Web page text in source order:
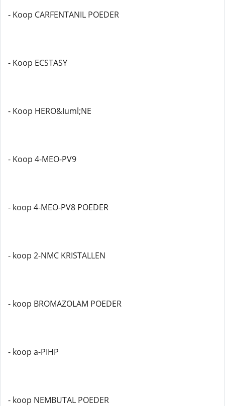
- Koop CARFENTANIL POEDER
- Koop ECSTASY
- Koop HERO&Iuml;NE
- Koop 4-MEO-PV9
- koop 4-MEO-PV8 POEDER
- koop 2-NMC KRISTALLEN
- koop BROMAZOLAM POEDER
- koop a-PIHP
- koop NEMBUTAL POEDER